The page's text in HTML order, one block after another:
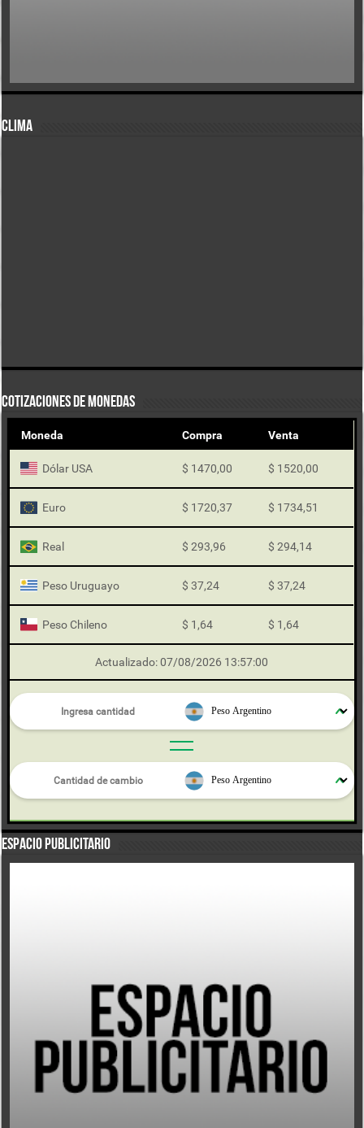
CLIMA
COTIZACIONES DE MONEDAS
Moneda Compra Venta
Dólar USA $ 1470,00 $ 1520,00
Euro $ 1720,37 $ 1734,51
Real $ 293,96 $ 294,14
Peso Uruguayo $ 37,24 $ 37,24
Peso Chileno $ 1,64 $ 1,64
Actualizado: 07/08/2026 13:57:00
Espacio Publicitario